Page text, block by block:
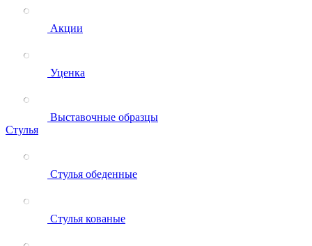
Акции
Уценка
Выставочные образцы
Стулья
Стулья обеденные
Стулья кованые